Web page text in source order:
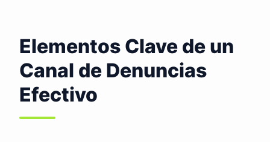
Elementos Clave de un
Canal de Denuncias
Efectivo